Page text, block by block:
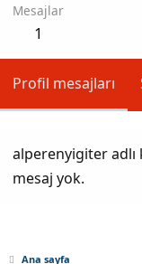
Mesajlar
1
Profil mesajları
alperenyigiter adlı
mesaj yok.
Ana sayfa